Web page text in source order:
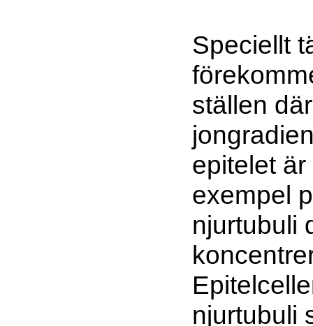
Speciellt
ställen där
epitelet
exempel
njurtubuli
njurtubuli